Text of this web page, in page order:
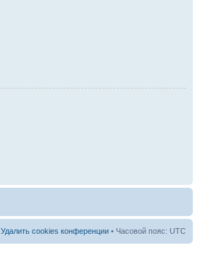
Удалить cookies конференции • Часовой пояс: UTC